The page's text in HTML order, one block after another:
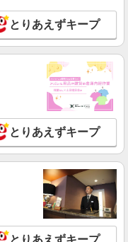
。
京都練馬区関町北3-11-
詳細を見る
パート】
。泉練馬 （東京都練馬区南
詳細を見る
とりあえずキープ
とりあえずキープ
とりあえずキープ